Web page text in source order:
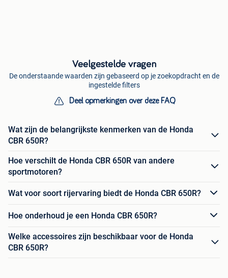
Veelgestelde vragen
De onderstaande waarden zijn gebaseerd op je zoekopdracht en de
ingestelde filters
Deel opmerkingen over deze FAQ
Wat zijn de belangrijkste kenmerken van de Honda
CBR 650R?
Hoe verschilt de Honda CBR 650R van andere
sportmotoren?
Wat voor soort rijervaring biedt de Honda CBR 650R?
Hoe onderhoud je een Honda CBR 650R?
Welke accessoires zijn beschikbaar voor de Honda
CBR 650R?